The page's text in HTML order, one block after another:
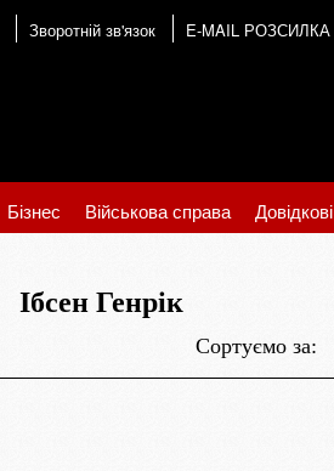
Зворотній зв'язок E-MAIL РОЗСИЛКА
Бізнес Військова справа Довідкові
Ібсен Генрік
Сортуємо за: